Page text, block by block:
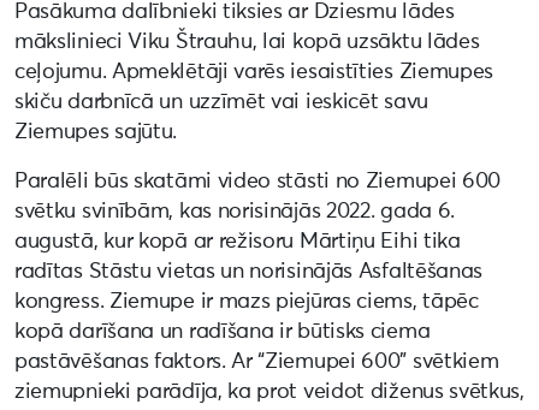
Pasākuma dalībnieki tiksies ar Dziesmu lādes
mākslinieci Viku Štrauhu, lai kopā uzsāktu lādes
ceļojumu. Apmeklētāji varēs iesaistīties Ziemupes
skiču darbnīcā un uzzīmēt vai ieskicēt savu
Ziemupes sajūtu.
Paralēli būs skatāmi video stāsti no Ziemupei 600
svētku svinībām, kas norisinājās 2022. gada 6.
augustā, kur kopā ar režisoru Mārtiņu Eihi tika
radītas Stāstu vietas un norisinājās Asfaltēšanas
kongress. Ziemupe ir mazs piejūras ciems, tāpēc
kopā darīšana un radīšana ir būtisks ciema
pastāvēšanas faktors. Ar “Ziemupei 600” svētkiem
ziemupnieki parādīja, ka prot veidot diženus svētkus,